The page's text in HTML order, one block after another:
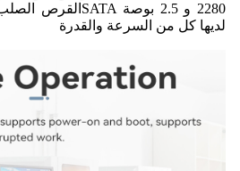
2280 و 2.5 بوصة SATA
القرص الصلب
لديها كل من السرعة والقدرة